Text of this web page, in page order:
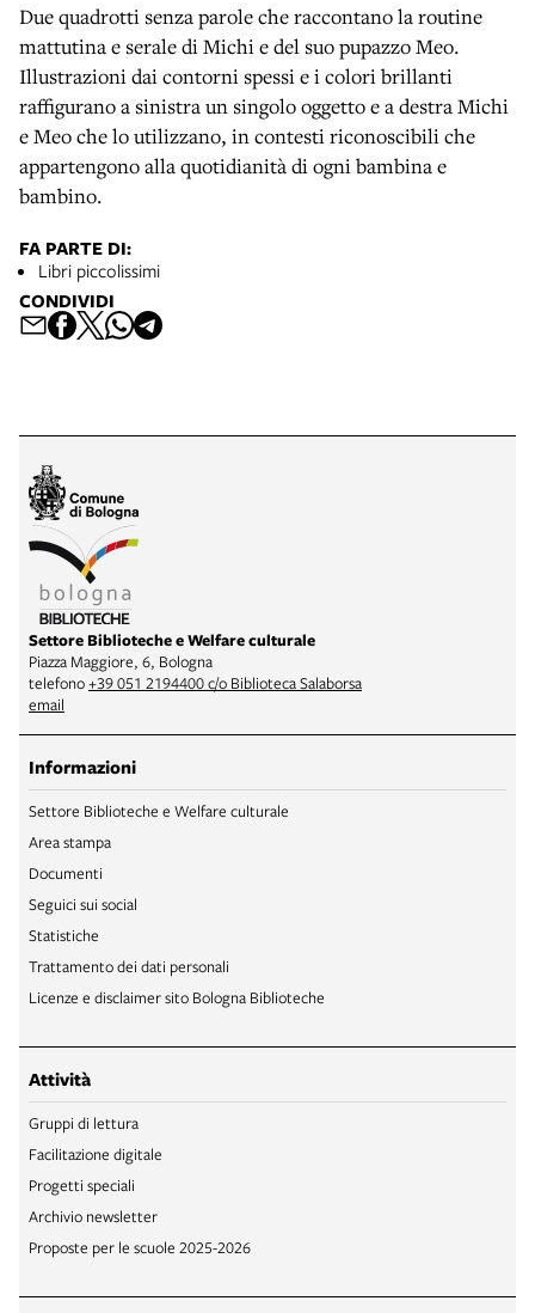
Due quadrotti senza parole che raccontano la routine
mattutina e serale di Michi e del suo pupazzo Meo.
Illustrazioni dai contorni spessi e i colori brillanti
raffigurano a sinistra un singolo oggetto e a destra Michi
e Meo che lo utilizzano, in contesti riconoscibili che
appartengono alla quotidianità di ogni bambina e
bambino.
FA PARTE DI:
Libri piccolissimi
CONDIVIDI
Settore Biblioteche e Welfare culturale
Piazza Maggiore, 6, Bologna
telefono+39 051 2194400 c/o Biblioteca Salaborsa
email
Informazioni
Settore Biblioteche e Welfare culturale
Area stampa
Documenti
Seguici sui social
Statistiche
Trattamento dei dati personali
Licenze e disclaimer sito Bologna Biblioteche
Attività
Gruppi di lettura
Facilitazione digitale
Progetti speciali
Archivio newsletter
Proposte per le scuole 2025-2026